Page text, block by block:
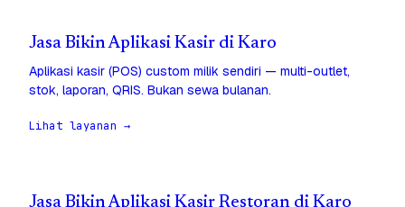
Jasa Bikin Aplikasi Kasir di Karo
Aplikasi kasir (POS) custom milik sendiri — multi-outlet,
stok, laporan, QRIS. Bukan sewa bulanan.
Lihat layanan →
Jasa Bikin Aplikasi Kasir Restoran di Karo